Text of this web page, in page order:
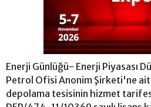
Enerji Günlüğü- Enerji Piyasası
Petrol Ofisi Anonim Şirketi'ne ait
depolama tesisinin hizmet